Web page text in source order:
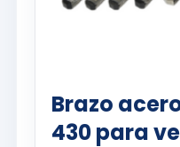
Brazo
430 para